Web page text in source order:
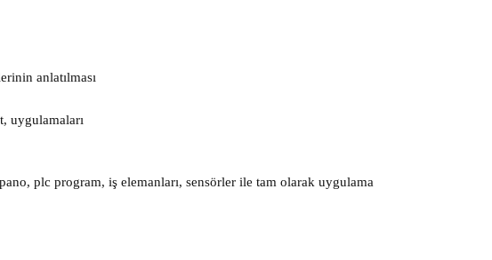
anlatılması
uygulamaları
plc program, iş elemanları, sensörler ile tam olarak uygulama